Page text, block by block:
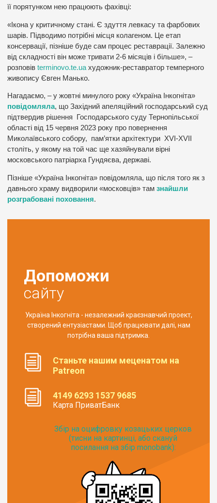
її порятунком нею працюють фахівці:
«Ікона у критичному стані. Є здуття левкасу та фарбових
шарів. Підводимо потрібні місця колагеном. Це етап
консервації, пізніше буде сам процес реставрації. Залежно
від складності він може тривати 2-6 місяців і більше», –
розповів terminovo.te.ua художник-реставратор темперного
живопису Євген Манько.
Нагадаємо, – у жовтні минулого року «Україна Інкогніта»
повідомляла, що Західний апеляційний господарський суд
підтвердив рішення Господарського суду Тернопільської
області від 15 червня 2023 року про повернення
Миколаївського собору, пам’ятки архітектури XVI-XVII
століть, у якому на той час ще хазяйнували вірні
московського патріарха Гундяєва, державі.
Пізніше «Україна Інкогніта» повідомляла, що після того як з
давнього храму видворили «московців» там знайшли
розграбовані поховання.
Допоможи
сайту
Україна Інкогніта - незалежний краєзнавчий проект,
створений ентузіастами. Щоб працювати далі, нам
потрібна ваша підтримка.
Станьте нашим меценатом на
Patreon
4149 6293 1537 9685
Карта ПриватБанк
Збір на оцифровку козацьких церков
(тисни на картинці, або скануй
посилання на збір monobank):